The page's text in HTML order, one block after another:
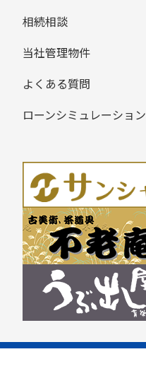
相続相談
当社管理物件
よくある質問
ローンシミュレーション